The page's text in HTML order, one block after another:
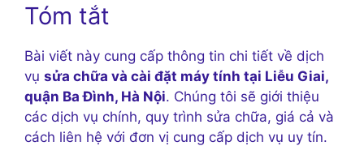
Tóm tắt
Bài viết này cung cấp thông tin chi tiết về dịch
vụ sửa chữa và cài đặt máy tính tại Liễu Giai,
quận Ba Đình, Hà Nội. Chúng tôi sẽ giới thiệu
các dịch vụ chính, quy trình sửa chữa, giá cả và
cách liên hệ với đơn vị cung cấp dịch vụ uy tín.